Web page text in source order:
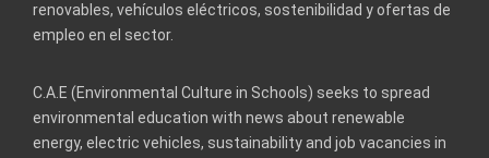
renovables, vehículos eléctricos, sostenibilidad y ofertas de
empleo en el sector.
C.A.E (Environmental Culture in Schools) seeks to spread
environmental education with news about renewable
energy, electric vehicles, sustainability and job vacancies in